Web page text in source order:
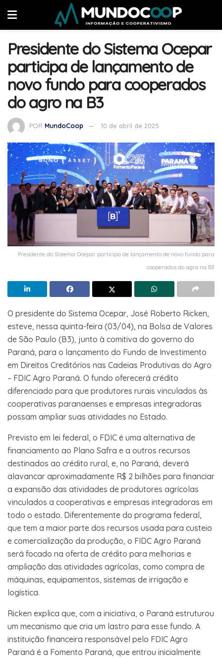
Presidente do Sistema Ocepar
participa de lançamento de
novo fundo para cooperados
do agro na B3
POR MundoCoop 10 de abril de 2025
Presidente do Sistema Ocepar participa de lançamento de novo fundo para
cooperados do agro na B3
O presidente do Sistema Ocepar, José Roberto Ricken,
esteve, nessa quinta-feira (03/04), na Bolsa de Valores
de São Paulo (B3), junto à comitiva do governo do
Paraná, para o lançamento do Fundo de Investimento
em Direitos Creditórios nas Cadeias Produtivas do Agro
– FDIC Agro Paraná. O fundo oferecerá crédito
diferenciado para que produtores rurais vinculados às
cooperativas paranaenses e empresas integradoras
possam ampliar suas atividades no Estado.
Previsto em lei federal, o FDIC é uma alternativa de
financiamento ao Plano Safra e a outros recursos
destinados ao crédito rural, e, no Paraná, deverá
alavancar aproximadamente R$ 2 bilhões para financiar
a expansão das atividades de produtores agrícolas
vinculados a cooperativas e empresas integradoras em
todo o estado. Diferentemente do programa federal,
que tem a maior parte dos recursos usada para custeio
e comercialização da produção, o FIDC Agro Paraná
será focado na oferta de crédito para melhorias e
ampliação das atividades agrícolas, como compra de
máquinas, equipamentos, sistemas de irrigação e
logística.
Ricken explica que, com a iniciativa, o Paraná estruturou
um mecanismo que cria um lastro para esse fundo. A
instituição financeira responsável pelo FDIC Agro
Paraná é a Fomento Paraná, que entrou inicialmente